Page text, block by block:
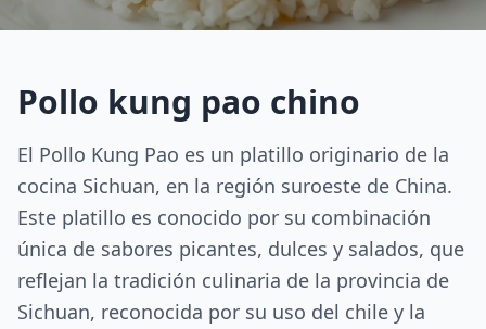
Pollo kung pao chino
El Pollo Kung Pao es un platillo originario de la
cocina Sichuan, en la región suroeste de China.
Este platillo es conocido por su combinación
única de sabores picantes, dulces y salados, que
reflejan la tradición culinaria de la provincia de
Sichuan, reconocida por su uso del chile y la